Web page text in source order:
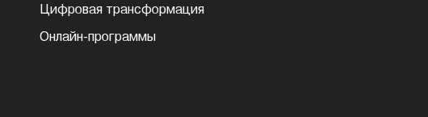
Цифровая трансформация
Онлайн-программы